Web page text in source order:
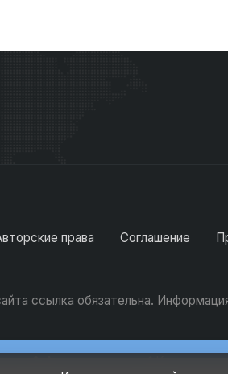
права Соглашение
ссылка обязательна.